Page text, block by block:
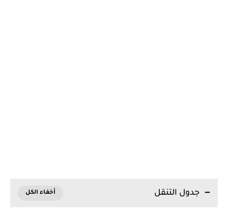
جدول التنقل